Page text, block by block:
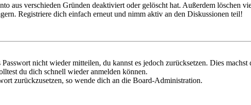
aus verschieden Gründen deaktiviert oder gelöscht hat. Außerdem löschen
Registriere dich einfach erneut und nimm aktiv an den Diskussionen teil!
nicht wieder mitteilen, du kannst es jedoch zurücksetzen. Dies
du dich schnell wieder anmelden können.
zurückzusetzen, so wende dich an die Board-Administration.